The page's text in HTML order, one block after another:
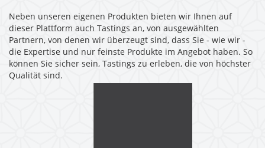
Neben unseren eigenen Produkten bieten wir Ihnen auf
dieser Plattform auch Tastings an, von ausgewählten
Partnern, von denen wir überzeugt sind, dass Sie - wie wir -
die Expertise und nur feinste Produkte im Angebot haben. So
können Sie sicher sein, Tastings zu erleben, die von höchster
Qualität sind.